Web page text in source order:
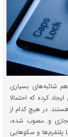
شائبه‌های بسیاری
کرده که احتمالا
در هیچ کدام از
و…مصوب شده،
و سکوهایی